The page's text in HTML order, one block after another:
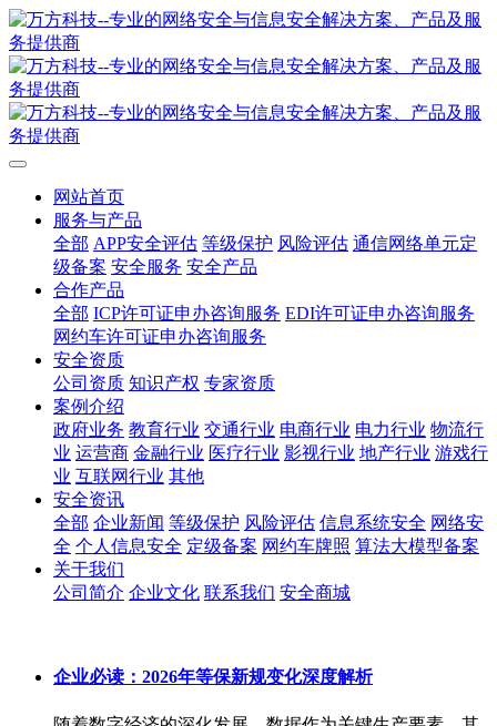
网站首页
服务与产品
全部 APP安全评估 等级保护 风险评估 通信网络单元定
级备案 安全服务 安全产品
合作产品
全部 ICP许可证申办咨询服务 EDI许可证申办咨询服务
网约车许可证申办咨询服务
安全资质
公司资质 知识产权 专家资质
案例介绍
政府业务 教育行业 交通行业 电商行业 电力行业 物流行
业 运营商 金融行业 医疗行业 影视行业 地产行业 游戏行
业 互联网行业 其他
安全资讯
全部 企业新闻 等级保护 风险评估 信息系统安全 网络安
全 个人信息安全 定级备案 网约车牌照 算法大模型备案
关于我们
公司简介 企业文化 联系我们 安全商城
企业必读：2026年等保新规变化深度解析